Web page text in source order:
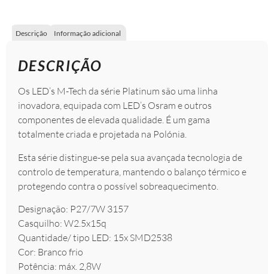
Descrição Informação adicional
DESCRIÇÃO
Os LED’s M-Tech da série Platinum são uma linha
inovadora, equipada com LED’s Osram e outros
componentes de elevada qualidade. É um gama
totalmente criada e projetada na Polónia.
Esta série distingue-se pela sua avançada tecnologia de
controlo de temperatura, mantendo o balanço térmico e
protegendo contra o possível sobreaquecimento.
Designação: P27/7W 3157
Casquilho: W2.5x15q
Quantidade/ tipo LED: 15x SMD2538
Cor: Branco frio
Potência: máx. 2,8W